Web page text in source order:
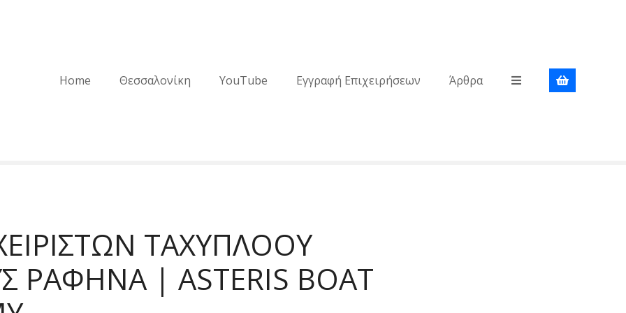
Home Θεσσαλονίκη YouTube Εγγραφή Επιχειρήσεων Άρθρα
ΤΑΧΥΠΛΟΟΥ
ΡΑΦΗΝΑ | ASTERIS BOAT